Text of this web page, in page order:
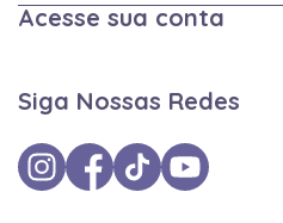
Acesse sua conta
Siga Nossas Redes